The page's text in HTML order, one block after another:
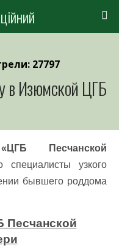
27797
в Изюмской ЦГБ
Песчанской
специалисты узкого
бывшего роддома